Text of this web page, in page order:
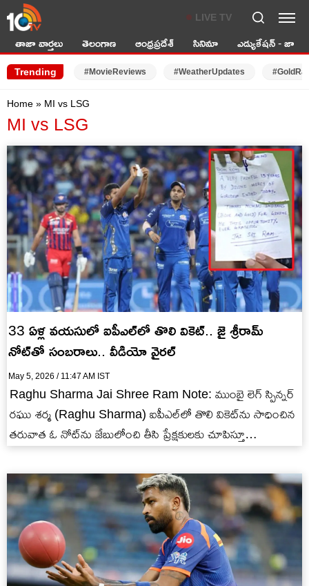
LIVE TV
తాజా వార్తలు తెలంగాణ ఆంధ్రప్రదేశ్ సినిమా ఎడ్యుకేషన్ - జాబ్స్
Trending #MovieReviews #WeatherUpdates
Home » MI vs LSG
MI vs LSG
33 ఏళ్ల వ‌య‌సులో ఐపీఎల్‌లో తొలి వికెట్‌.. జై శ్రీరామ్
నోట్‌తో సంబ‌రాలు.. వీడియో వైర‌ల్
May 5, 2026 / 11:47 AM IST
Raghu Sharma Jai Shree Ram Note: ముంబై లెగ్ స్పిన్న‌ర్
ర‌ఘు శ‌ర్మ (Raghu Sharma) ఐపీఎల్‌లో తొలి వికెట్‌ను సాధించిన
త‌రువాత ఓ నోట్‌ను జేబులోంచి తీసి ప్రేక్ష‌కుల‌కు చూపిస్తూ